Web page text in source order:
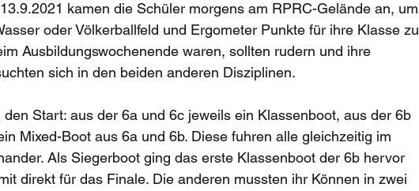
kamen die Schüler morgens am RPRC-Gelände an, um
oder Völkerballfeld und Ergometer Punkte für ihre Klasse zu
Ausbildungswochenende waren, sollten rudern und ihre
sich in den beiden anderen Disziplinen.
Start: aus der 6a und 6c jeweils ein Klassenboot, aus der 6b
Mixed-Boot aus 6a und 6b. Diese fuhren alle gleichzeitig im
Als Siegerboot ging das erste Klassenboot der 6b hervor
direkt für das Finale. Die anderen mussten ihr Können in zwei